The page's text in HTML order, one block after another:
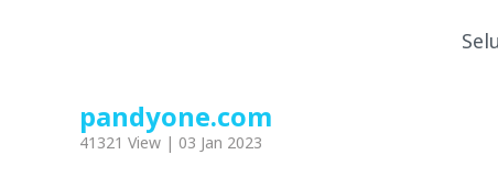
pandyone.com
41321 View | 03 Jan 2023